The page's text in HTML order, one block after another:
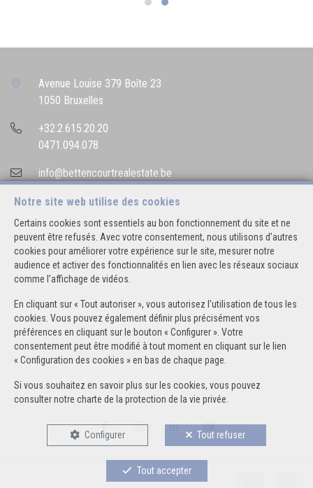
Notre site web utilise des cookies
Certains cookies sont essentiels au bon fonctionnement du site et ne
peuvent être refusés. Avec votre consentement, nous utilisons d’autres
cookies pour améliorer votre expérience sur le site, mesurer notre
audience et activer des fonctionnalités en lien avec les réseaux sociaux
comme l’affichage de vidéos.
En cliquant sur « Tout autoriser », vous autorisez l’utilisation de tous les
cookies. Vous pouvez également définir plus précisément vos
préférences en cliquant sur le bouton « Configurer ». Votre
consentement peut être modifié à tout moment en cliquant sur le lien
« Configuration des cookies » en bas de chaque page.
Si vous souhaitez en savoir plus sur les cookies, vous pouvez
consulter notre charte de la protection de la vie privée
Configurer Tout refuser
Tout accepter
Avenue Louise 379 Boîte 23
1050 Bruxelles
+32.2.615.20.20
0471.094.078
info@bettencourtrealestate.be
Agent immobilier intermédiaire agréé IPI sous le numéro 507.163 en
N° entreprise : TVA BE 0544.346.974
Instance de contrôle: Institut professionnel des agents immobiliers, rue
du Luxembourg 16B, 1000 Bruxelles (+32 2 505 38 50 - info@ipi.be) -
Soumis aucode déontologique de l’ IPI
RC professionnelle et cautionnement via AXA Belgium SA, Place du Trône
1, 1000 Bruxelles – police n° 730.390.160. Couverture valable pour les
activités réalisées en Belgique
Conditions générales d'utilisation du site
Charte de la protection de la vie privée
Configuration des cookies
WHISE DESIGNED AND DEVELOPED BY